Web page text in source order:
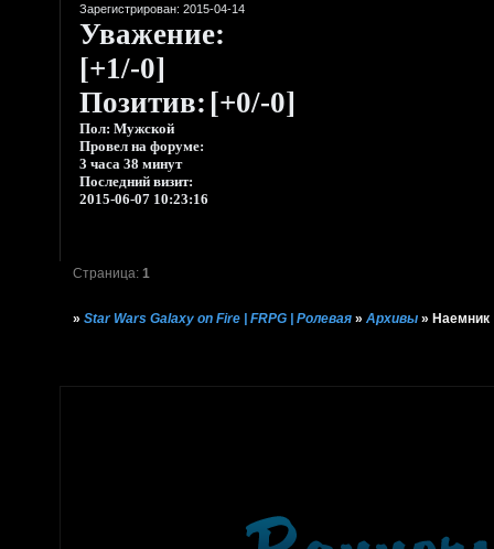
Зарегистрирован: 2015-04-14
Уважение:
[+1/-0]
Позитив: [+0/-0]
Пол: Мужской
Провел на форуме:
3 часа 38 минут
Последний визит:
2015-06-07 10:23:16
Страница:1
»Star Wars Galaxy on Fire | FRPG | Ролевая »Архивы » Наемник